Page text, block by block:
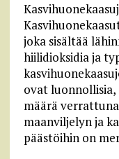
joka sisältää
hiilidioksidia ja
ovat luonnollisia,
määrä
maanviljelyn ja
päästöihin on